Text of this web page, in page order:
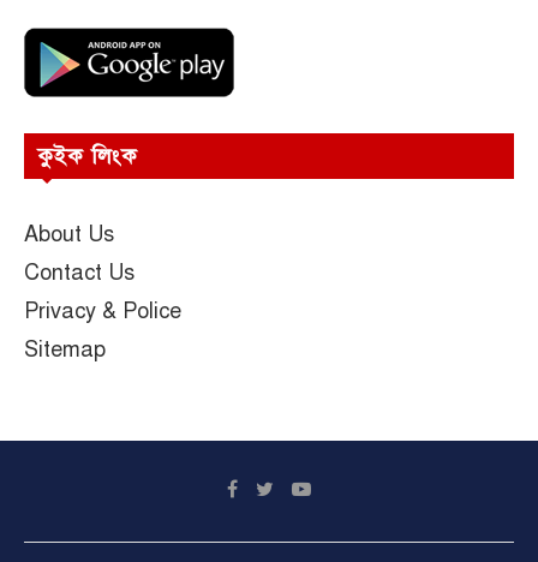
কুইক লিংক
About Us
Contact Us
Privacy & Police
Sitemap